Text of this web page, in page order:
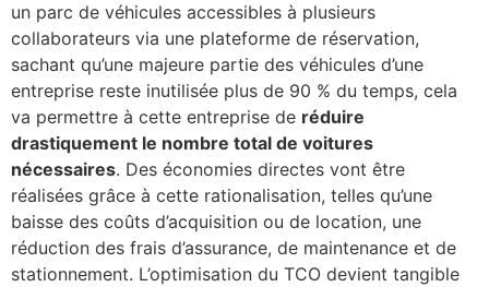
un parc de véhicules accessibles à plusieurs
collaborateurs via une plateforme de réservation,
sachant qu’une majeure partie des véhicules d’une
entreprise reste inutilisée plus de 90 % du temps, cela
va permettre à cette entreprise de réduire
drastiquement le nombre total de voitures
nécessaires. Des économies directes vont être
réalisées grâce à cette rationalisation, telles qu’une
baisse des coûts d’acquisition ou de location, une
réduction des frais d’assurance, de maintenance et de
stationnement. L’optimisation du TCO devient tangible